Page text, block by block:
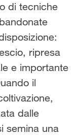
di tecniche
ripresa
e importante
il
dalle
semina una